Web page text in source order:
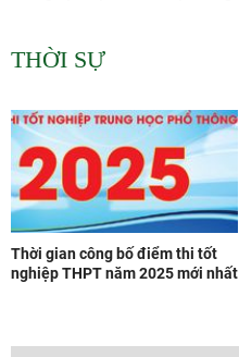
THỜI SỰ
Thời gian công bố điểm thi tốt
nghiệp THPT năm 2025 mới nhất